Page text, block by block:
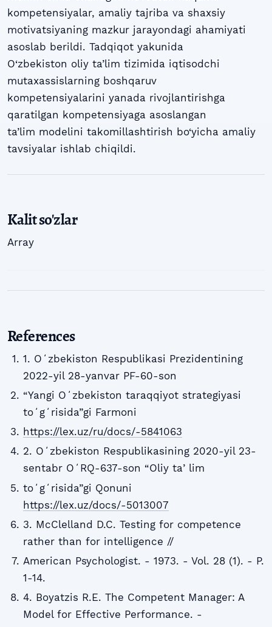
kompetensiyalar, amaliy tajriba va shaxsiy
motivatsiyaning mazkur jarayondagi ahamiyati
asoslab berildi. Tadqiqot yakunida
O‘zbekiston oliy ta’lim tizimida iqtisodchi
mutaxassislarning boshqaruv
kompetensiyalarini yanada rivojlantirishga
qaratilgan kompetensiyaga asoslangan
ta’lim modelini takomillashtirish bo‘yicha amaliy
tavsiyalar ishlab chiqildi.
Kalit so'zlar
Array
References
1. Oʻzbekiston Respublikasi Prezidentining
2022-yil 28-yanvar PF-60-son
“Yangi Oʻzbekiston taraqqiyot strategiyasi
toʻgʻrisida”gi Farmoni
https://lex.uz/ru/docs/-5841063
2. Oʻzbekiston Respublikasining 2020-yil 23-
sentabr OʻRQ-637-son “Oliy taʼlim
toʻgʻrisida”gi Qonuni
https://lex.uz/docs/-5013007
3. McClelland D.C. Testing for competence
rather than for intelligence //
American Psychologist. - 1973. - Vol. 28 (1). - P.
1-14.
4. Boyatzis R.E. The Competent Manager: A
Model for Effective Performance. -